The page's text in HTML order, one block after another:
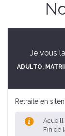
Je vous
ADULTO,
Retraite en
Acueill
Fin de